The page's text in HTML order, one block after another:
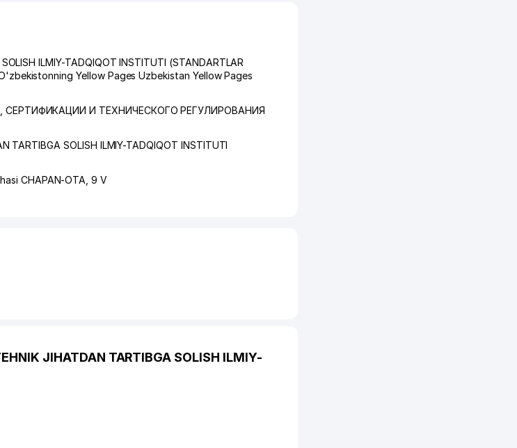
ILMIY-TADQIQOT INSTITUTI (STANDARTLAR
Yellow Pages Uzbekistan Yellow Pages
И ТЕХНИЧЕСКОГО РЕГУЛИРОВАНИЯ
TARTIBGA SOLISH ILMIY-TADQIQOT INSTITUTI
CHAPAN-OTA , 9 V
JIHATDAN TARTIBGA SOLISH ILMIY-